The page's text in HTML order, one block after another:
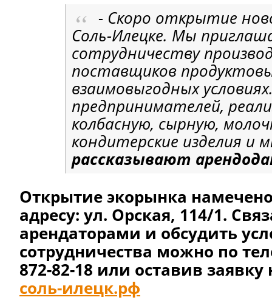
- Скоро открытие
Соль-Илецке. Мы
сотрудничеству
поставщиков
взаимовыгодных
предпринимателей,
колбасную, сырную,
кондитерские изделия и
рассказывают
Открытие экорынка
адресу: ул. Орская, 114/1.
арендаторами и обсудить
сотрудничества можно по
872-82-18 или оставив
соль-илецк.рф